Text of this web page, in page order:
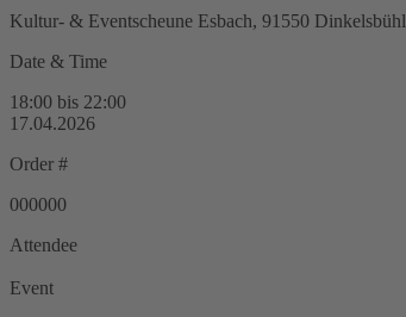
Kultur- & Eventscheune Esbach, 91550 Dinkelsbühl
Date & Time
18:00 bis 22:00
17.04.2026
Order #
000000
Attendee
Event